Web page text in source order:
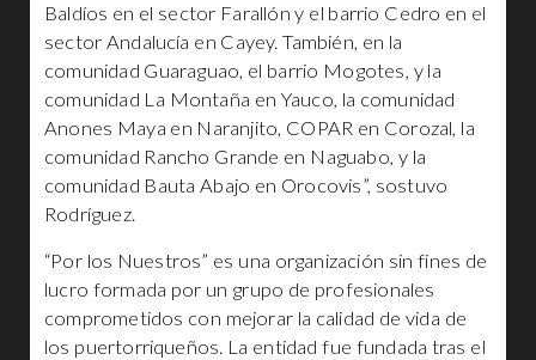
Baldíos en el sector Farallón y el barrio Cedro en el
sector Andalucía en Cayey. También, en la
comunidad Guaraguao, el barrio Mogotes, y la
comunidad La Montaña en Yauco, la comunidad
Anones Maya en Naranjito, COPAR en Corozal, la
comunidad Rancho Grande en Naguabo, y la
comunidad Bauta Abajo en Orocovis”, sostuvo
Rodríguez.
“Por los Nuestros” es una organización sin fines de
lucro formada por un grupo de profesionales
comprometidos con mejorar la calidad de vida de
los puertorriqueños. La entidad fue fundada tras el